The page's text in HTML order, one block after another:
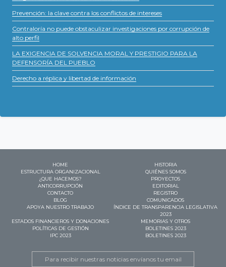
Prevención: la clave contra los conflictos de intereses
Contraloría no puede obstaculizar investigaciones por corrupción de
alto perfil
LA EXIGENCIA DE SOLVENCIA MORAL Y PRESTIGIO PARA LA
DEFENSORÍA DEL PUEBLO
Derecho a réplica y libertad de información
HOME
HISTORIA
ESTRUCTURA ORGANIZACIONAL
QUIÉNES SOMOS
¿QUE HACEMOS?
PROYECTOS
ANTICORRUPCIÓN
EDITORIAL
CONTACTO
REGISTRO
BLOG
COMUNICADOS
APOYA NUESTRO TRABAJO
ÍNDICE DE TRANSPARENCIA LEGISLATIVA
2023
ESTADOS FINANCIEROS Y DONACIONES
MEMORIAS Y OTROS
POLÍTICAS DE GESTIÓN
BOLETINES 2023
IPC 2023
BOLETINES 2023